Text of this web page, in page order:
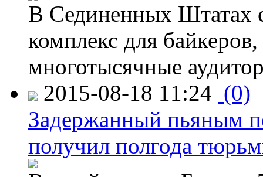
В Сединенных Штатах
комплекс для
многотысячные
2015-08-18 11:24 (0)
Задержанный пьяным
получил полгода